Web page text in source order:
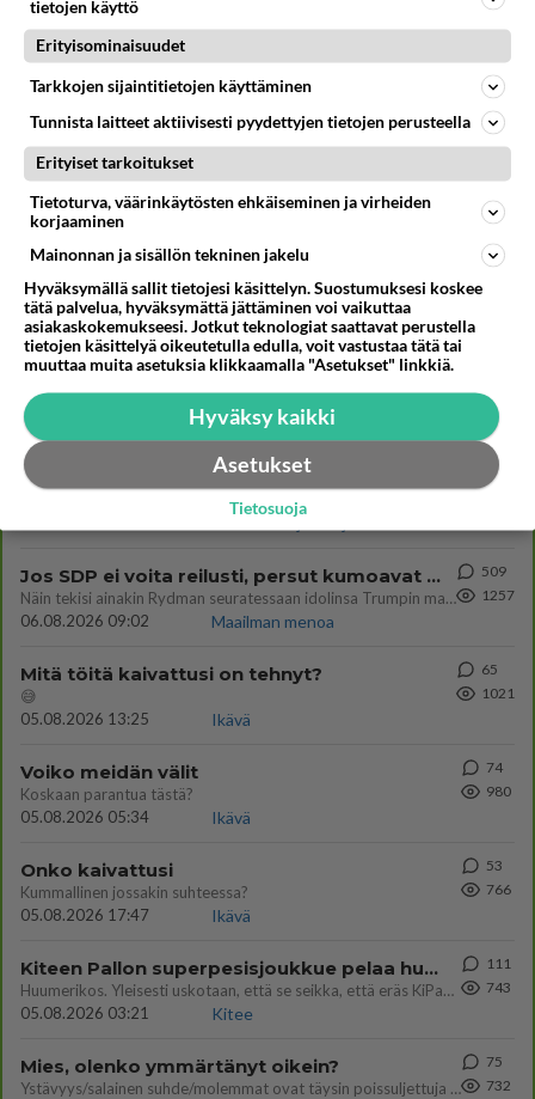
Kommentoi aloitusta...
Ketjusta on poistettu
LUETUIMMAT KESKUSTELUT
PÄIVÄ VIIKKO KUUKAUSI
05.08.2026 05:51
Kotimaiset julkkisjuorut
1598
Kotimaiset julkkisjuorut
31
Jos SDP ei voita reilusti, persut kumoavat demokratian Suomesta
Näin tekisi ainakin Rydman seuratessaan idolinsa Trumpin mallia https://www.is.fi/politiikka/art-2000012187244.html
06.08.2026 09:02
Maailman menoa
509
1257
Mitä töitä kaivattusi on tehnyt?
😅
05.08.2026 13:25
Ikävä
65
1021
Voiko meidän välit
Koskaan parantua tästä?
05.08.2026 05:34
Ikävä
74
980
Onko kaivattusi
Kummallinen jossakin suhteessa?
05.08.2026 17:47
Ikävä
53
766
Kiteen Pallon superpesisjoukkue pelaa huumeiden vaikutuksen alaisena
Huumerikos. Yleisesti uskotaan, että se seikka, että eräs KiPan pelaaja kärähtää huumeista, on vain jäävuoren huippu. M
05.08.2026 03:21
Kitee
111
743
Mies, olenko ymmärtänyt oikein?
Ystävyys/salainen suhde/molemmat ovat täysin poissuljettuja asioita? Nainen
75
732
tietojen käyttö
Erityisominaisuudet
Tarkkojen sijaintitietojen käyttäminen
Tunnista laitteet aktiivisesti pyydettyjen tietojen perusteella
Erityiset tarkoitukset
Tietoturva, väärinkäytösten ehkäiseminen ja virheiden
korjaaminen
Mainonnan ja sisällön tekninen jakelu
Hyväksymällä sallit tietojesi käsittelyn. Suostumuksesi koskee
tätä palvelua, hyväksymättä jättäminen voi vaikuttaa
asiakaskokemukseesi. Jotkut teknologiat saattavat perustella
tietojen käsittelyä oikeutetulla edulla, voit vastustaa tätä tai
muuttaa muita asetuksia klikkaamalla "Asetukset" linkkiä.
Hyväksy kaikki
Asetukset
Tietosuoja